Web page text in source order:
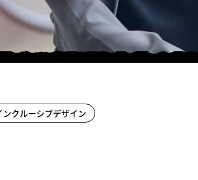
ンクルーシブデザイン